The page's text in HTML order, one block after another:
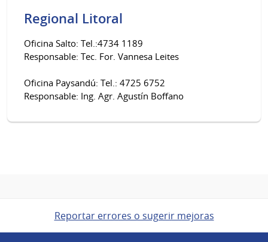
Regional Litoral
Oficina Salto: Tel.:4734 1189
Responsable: Tec. For. Vannesa Leites
Oficina Paysandú: Tel.: 4725 6752
Responsable: Ing. Agr. Agustín Boffano
Reportar errores o sugerir mejoras